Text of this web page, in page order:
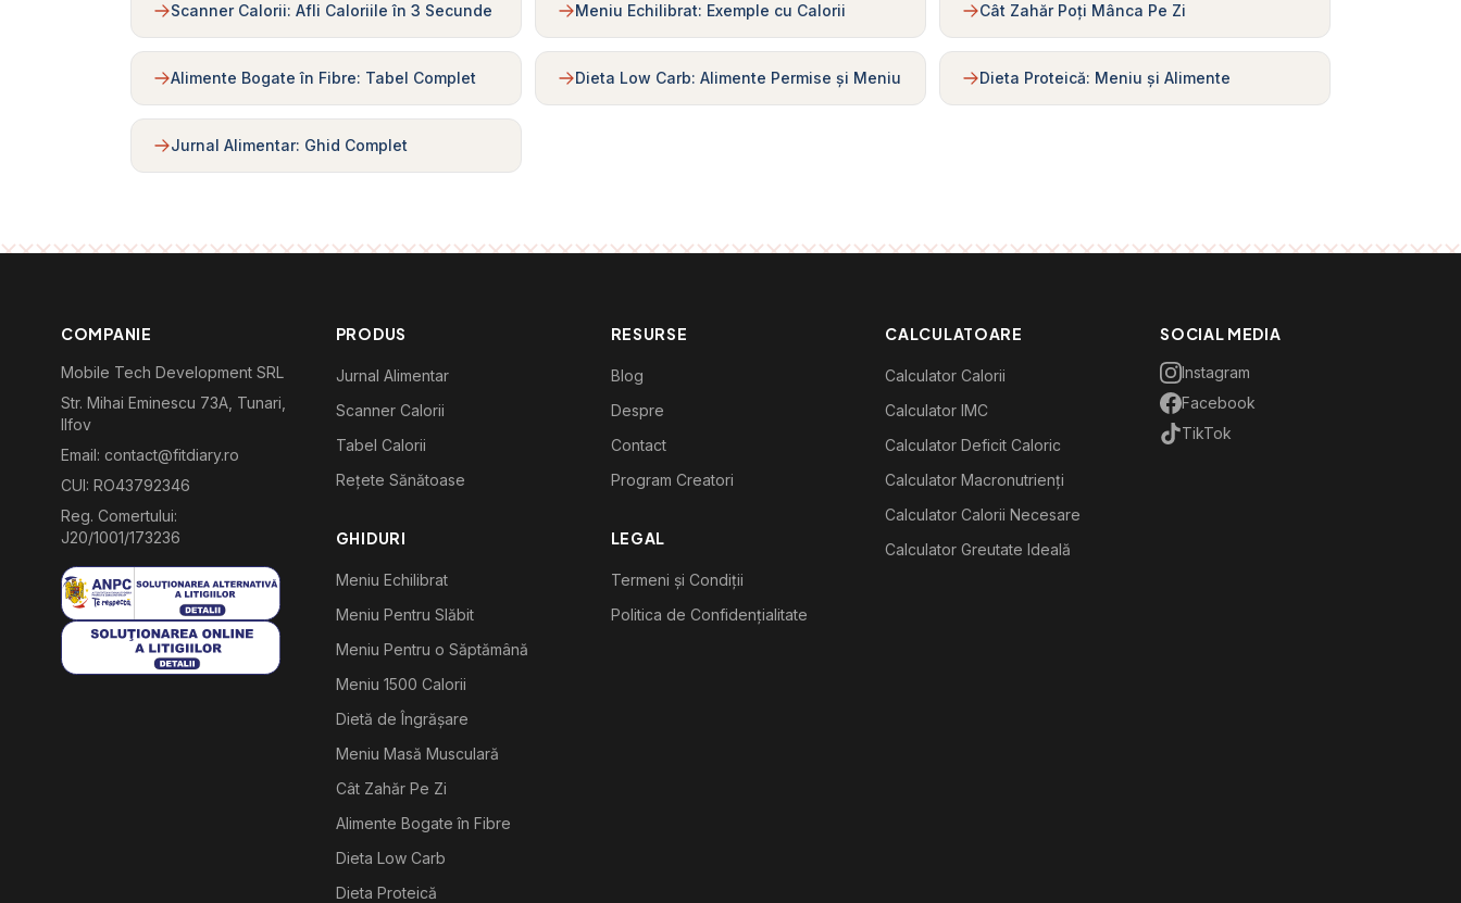
Scanner Calorii: Afli Caloriile în 3 Secunde Meniu Echilibrat: Exemple cu Calorii Cât Zahăr Poți Mânca Pe Zi
Alimente Bogate în Fibre: Tabel Complet Dieta Low Carb: Alimente Permise și Meniu Dieta Proteică: Meniu și Alimente
Jurnal Alimentar: Ghid Complet
COMPANIE
Mobile Tech Development SRL
Str. Mihai Eminescu 73A, Tunari,
Ilfov
Email: contact@fitdiary.ro
CUI: RO43792346
Reg. Comertului:
J20/1001/173236
PRODUS
Jurnal Alimentar
Scanner Calorii
Tabel Calorii
Rețete Sănătoase
GHIDURI
Meniu Echilibrat
Meniu Pentru Slăbit
Meniu Pentru o Săptămână
Meniu 1500 Calorii
Dietă de Îngrășare
Meniu Masă Musculară
Cât Zahăr Pe Zi
Alimente Bogate în Fibre
Dieta Low Carb
Dieta Proteică
RESURSE
Blog
Despre
Contact
Program Creatori
LEGAL
Termeni și Condiții
Politica de Confidențialitate
CALCULATOARE
Calculator Calorii
Calculator IMC
Calculator Deficit Caloric
Calculator Macronutrienți
Calculator Calorii Necesare
Calculator Greutate Ideală
SOCIAL MEDIA
Instagram
Facebook
TikTok